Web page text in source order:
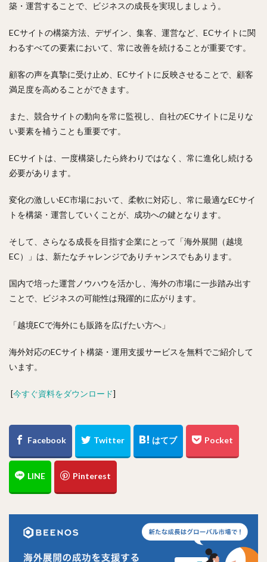
築・運営することで、ビジネスの成長を実現しましょう。
ECサイトの構築方法、デザイン、集客、運営など、ECサイトに関
わるすべての要素において、常に改善を続けることが重要です。
顧客の声を真摯に受け止め、ECサイトに反映させることで、顧客
満足度を高めることができます。
また、競合サイトの動向を常に監視し、自社のECサイトに足りな
い要素を補うことも重要です。
ECサイトは、一度構築したら終わりではなく、常に進化し続ける
必要があります。
変化の激しいEC市場において、柔軟に対応し、常に最適なECサイ
トを構築・運営していくことが、成功への鍵となります。
そして、さらなる成長を目指す企業にとって「海外展開（越境
EC）」は、新たなチャレンジでありチャンスでもあります。
国内で培った運営ノウハウを活かし、海外の市場に一歩踏み出す
ことで、ビジネスの可能性は飛躍的に広がります。
「越境ECで海外にも販路を広げたい方へ」
海外対応のECサイト構築・運用支援サービスを無料でご紹介して
います。
[今すぐ資料をダウンロード]